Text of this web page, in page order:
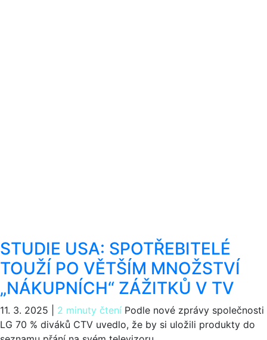
STUDIE USA: SPOTŘEBITELÉ
TOUŽÍ PO VĚTŠÍM MNOŽSTVÍ
„NÁKUPNÍCH“ ZÁŽITKŮ V TV
11. 3. 2025 2 minuty čtení Podle nové zprávy společnosti
LG 70 % diváků CTV uvedlo, že by si uložili produkty do